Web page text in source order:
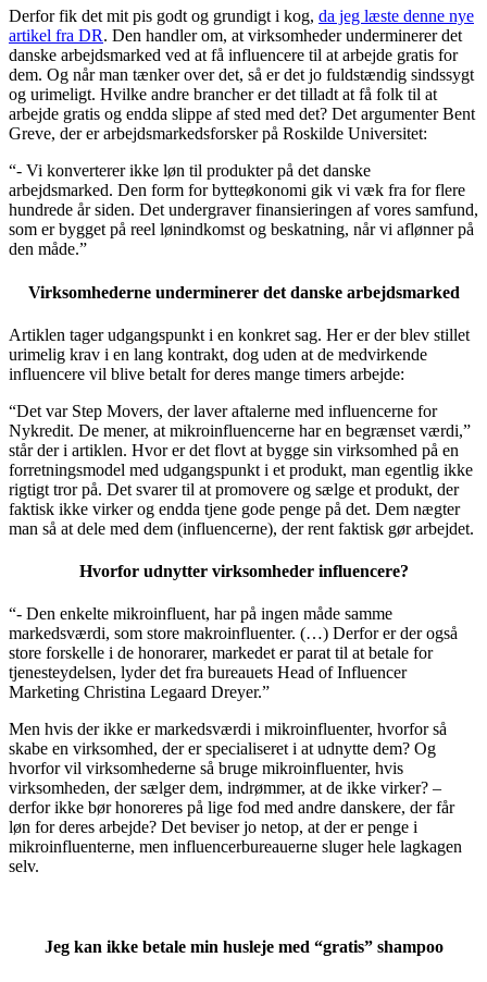
Derfor fik det mit pis godt og grundigt i kog, da jeg læste denne nye
artikel fra DR. Den handler om, at virksomheder underminerer det
danske arbejdsmarked ved at få influencere til at arbejde gratis for
dem. Og når man tænker over det, så er det jo fuldstændig sindssygt
og urimeligt. Hvilke andre brancher er det tilladt at få folk til at
arbejde gratis og endda slippe af sted med det? Det argumenter Bent
Greve, der er arbejdsmarkedsforsker på Roskilde Universitet:
“- Vi konverterer ikke løn til produkter på det danske
arbejdsmarked. Den form for bytteøkonomi gik vi væk fra for flere
hundrede år siden. Det undergraver finansieringen af vores samfund,
som er bygget på reel lønindkomst og beskatning, når vi aflønner på
den måde.”
Virksomhederne underminerer det danske arbejdsmarked
Artiklen tager udgangspunkt i en konkret sag. Her er der blev stillet
urimelig krav i en lang kontrakt, dog uden at de medvirkende
influencere vil blive betalt for deres mange timers arbejde:
“Det var Step Movers, der laver aftalerne med influencerne for
Nykredit. De mener, at mikroinfluencerne har en begrænset værdi,”
står der i artiklen. Hvor er det flovt at bygge sin virksomhed på en
forretningsmodel med udgangspunkt i et produkt, man egentlig ikke
rigtigt tror på. Det svarer til at promovere og sælge et produkt, der
faktisk ikke virker og endda tjene gode penge på det. Dem nægter
man så at dele med dem (influencerne), der rent faktisk gør arbejdet.
Hvorfor udnytter virksomheder influencere?
“- Den enkelte mikroinfluent, har på ingen måde samme
markedsværdi, som store makroinfluenter. (…) Derfor er der også
store forskelle i de honorarer, markedet er parat til at betale for
tjenesteydelsen, lyder det fra bureauets Head of Influencer
Marketing Christina Legaard Dreyer.”
Men hvis der ikke er markedsværdi i mikroinfluenter, hvorfor så
skabe en virksomhed, der er specialiseret i at udnytte dem? Og
hvorfor vil virksomhederne så bruge mikroinfluenter, hvis
virksomheden, der sælger dem, indrømmer, at de ikke virker? –
derfor ikke bør honoreres på lige fod med andre danskere, der får
løn for deres arbejde? Det beviser jo netop, at der er penge i
mikroinfluenterne, men influencerbureauerne sluger hele lagkagen
selv.
Jeg kan ikke betale min husleje med “gratis” shampoo